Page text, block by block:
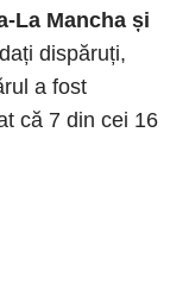
La Mancha și
dispăruți,
a fost
că 7 din cei 16